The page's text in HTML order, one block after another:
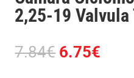
2,25-19 Valvula
7.84€ El
6.75€